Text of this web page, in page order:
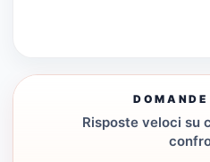
Risposte veloci su